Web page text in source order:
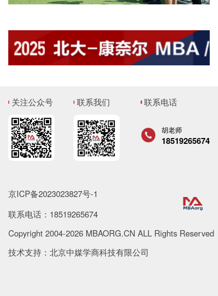
关注公众号 联系我们 联系电话
胡老师
18519265674
京ICP备2023023827号-1
联系电话：18519265674
Copyright 2004-2026 MBAORG.CN ALL Rights Reserved
技术支持：北京中媒学商科技有限公司